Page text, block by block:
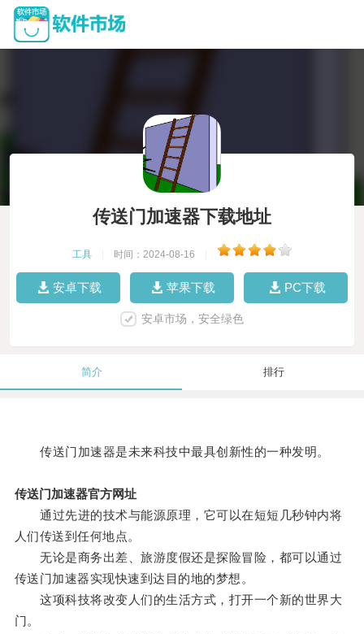
传送门加速器下载地址
工具 时间：2024-08-16
安卓下载 苹果下载 PC下载
安卓市场，安全绿色
简介 排行
传送门加速器是未来科技中最具创新性的一种发明。
传送门加速器官方网址
通过先进的技术与能源原理，它可以在短短几秒钟内将
人们传送到任何地点。
无论是商务出差、旅游度假还是探险冒险，都可以通过
传送门加速器实现快速到达目的地的梦想。
这项科技将改变人们的生活方式，打开一个新的世界大
门。